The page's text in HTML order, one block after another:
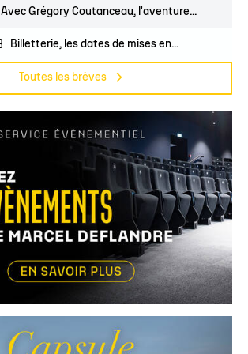
Avec Grégory Coutanceau, l'aventure...
Billetterie, les dates de mises en...
Toutes les brèves